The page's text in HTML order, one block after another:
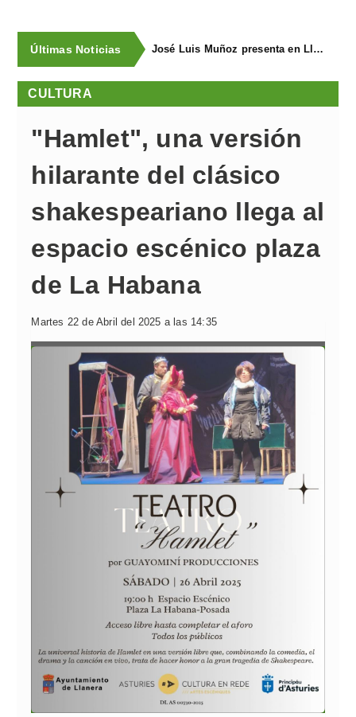
Últimas Noticias José Luis Muñoz presenta en Llanegra "Libertad" y el libro homenaje "El corredor de fondo"
CULTURA
"Hamlet", una versión
hilarante del clásico
shakespeariano llega al
espacio escénico plaza
de La Habana
Martes 22 de Abril del 2025 a las 14:35